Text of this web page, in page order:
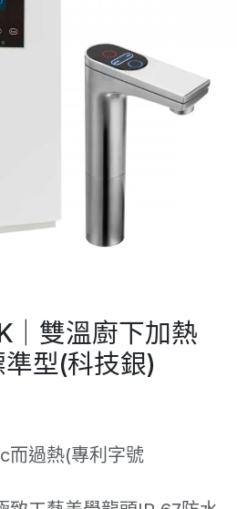
｜雙溫廚下加熱
型(科技銀)
而過熱(專利字號